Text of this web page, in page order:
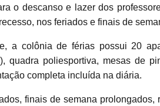
o descanso e lazer dos
nos feriados e finais de
a colônia de férias possui 20
quadra poliesportiva, mesas de
completa incluída na diária.
finais de semana prolongados,